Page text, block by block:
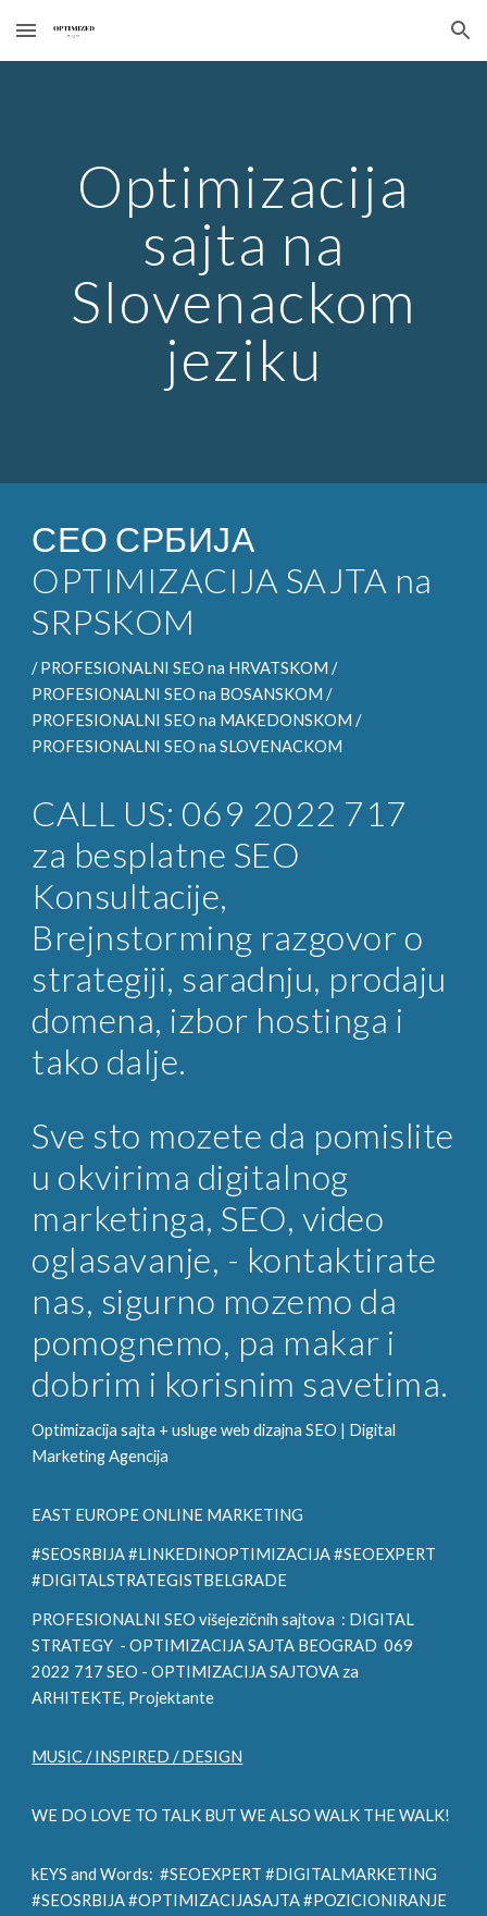
Skip to main content Skip to navigation
Optimizacija
sajta na
Slovenackom
jeziku
СЕО СРБИЈА
OPTIMIZACIJA SAJTA na
SRPSKOM
/PROFESIONALNI SEOna HRVATSKOM /
PROFESIONALNI SEO na BOSANSKOM /
PROFESIONALNI SEO na MAKEDONSKOM /
PROFESIONALNI SEO naSLOVENACKOM
CALL US: 069 2022 717
za besplatne SEO
Konsultacije,
Brejnstorming razgovor o
strategiji, saradnju, prodaju
domena, izbor hostinga i
tako dalje.
Sve sto mozete da pomislite
u okvirima digitalnog
marketinga, SEO, video
oglasavanje, - kontaktirate
nas, sigurno mozemo da
pomognemo, pa makar i
dobrim i korisnim savetima.
Optimizacija sajta + usluge web dizajna SEO | Digital
MarketingAgencija
EAST EUROPE ONLINE MARKETING
#SEOSRBIJA #LINKEDINOPTIMIZACIJA #SEOEXPERT
#DIGITALSTRATEGISTBELGRADE
PROFESIONALNI SEO višejezičnih sajtova : DIGITAL
STRATEGY - OPTIMIZACIJA SAJTA BEOGRAD 069
2022 717 SEO - OPTIMIZACIJA SAJTOVA za
ARHITEKTE, Projektante
MUSIC / INSPIRED / DESIGN
WE DO LOVE TO TALK BUT WE ALSO WALK THE WALK!
kEYS and Words: #SEOEXPERT #DIGITALMARKETING
#SEOSRBIJA #OPTIMIZACIJASAJTA #POZICIONIRANJE